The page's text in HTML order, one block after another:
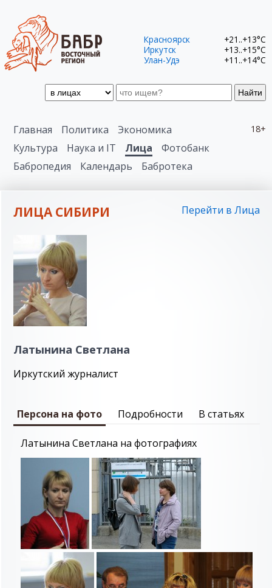
Найти
Красноярск
+21..+13°C
Иркутск
+13..+15°C
Улан-Удэ
+11..+14°C
18+
Главная Политика
Экономика
Культура
Наука и IT Лица
Фотобанк
Бабропедия
Календарь Бабротека
ЛИЦА СИБИРИ Перейти в Лица
Латынина Светлана
Иркутский журналист
Персона на фото Подробности В статьях
Латынина Светлана на фотографиях